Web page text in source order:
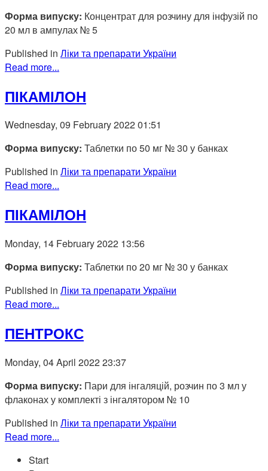
Форма випуску: Концентрат для розчину для інфузій по
20 мл в ампулах № 5
Published in Ліки та препарати України
Read more...
ПІКАМІЛОН
Wednesday, 09 February 2022 01:51
Форма випуску: Таблетки по 50 мг № 30 у банках
Published in Ліки та препарати України
Read more...
ПІКАМІЛОН
Monday, 14 February 2022 13:56
Форма випуску: Таблетки по 20 мг № 30 у банках
Published in Ліки та препарати України
Read more...
ПЕНТРОКС
Monday, 04 April 2022 23:37
Форма випуску: Пари для інгаляцій, розчин по 3 мл у
флаконах у комплекті з інгалятором № 10
Published in Ліки та препарати України
Read more...
Start